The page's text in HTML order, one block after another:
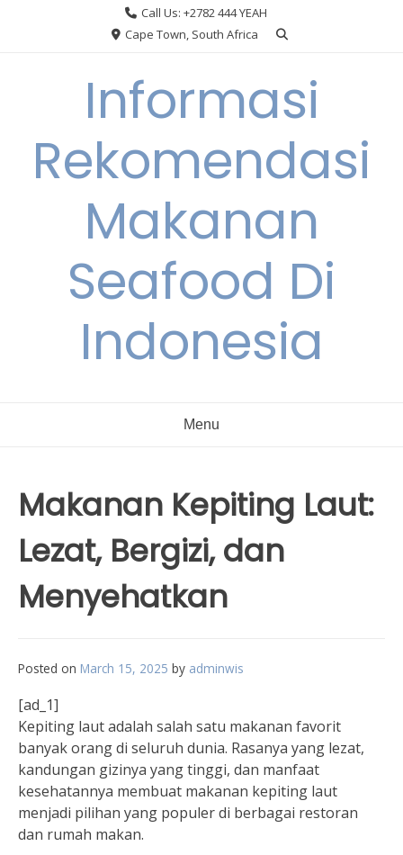
Call Us: +2782 444 YEAH
Cape Town, South Africa
Informasi
Rekomendasi
Makanan
Seafood Di
Indonesia
Menu
Makanan Kepiting Laut:
Lezat, Bergizi, dan
Menyehatkan
Posted on March 15, 2025 by adminwis
[ad_1]
Kepiting laut adalah salah satu makanan favorit
banyak orang di seluruh dunia. Rasanya yang lezat,
kandungan gizinya yang tinggi, dan manfaat
kesehatannya membuat makanan kepiting laut
menjadi pilihan yang populer di berbagai restoran
dan rumah makan.